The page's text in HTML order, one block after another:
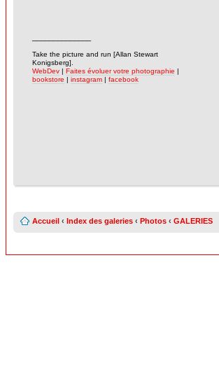
Take the picture and run [Allan Stewart
Konigsberg].
WebDev | Faites évoluer votre photographie |
bookstore | instagram | facebook
Accueil ‹ Index des galeries ‹ Photos ‹ GALERIES